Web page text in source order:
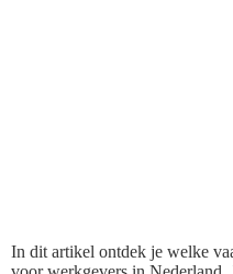
In dit artikel ontdek je welke